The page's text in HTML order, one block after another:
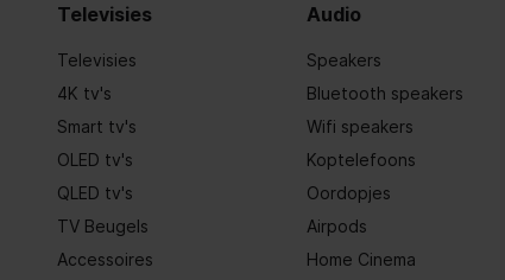
Televisies
Televisies
4K tv's
Smart tv's
OLED tv's
QLED tv's
TV Beugels
Accessoires
Audio
Speakers
Bluetooth speakers
Wifi speakers
Koptelefoons
Oordopjes
Airpods
Home Cinema